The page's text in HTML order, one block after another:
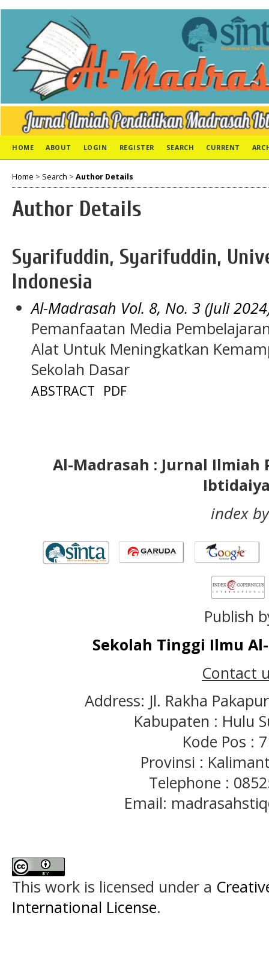
HOME ABOUT LOGIN REGISTER SEARCH CURRENT
Home > Search > Author Details
Author Details
Syarifuddin, Syarifuddin,
Indonesia
Al-Madrasah Vol. 8, No. 3 (Juli
Pemanfaatan Media
Alat Untuk Meningkatkan
Sekolah Dasar
ABSTRACT PDF
Al-Madrasah : Jurnal Ilmiah
index
Publish
Sekolah Tinggi Ilmu
Contact
Address: Jl. Rakha
Kabupaten : Hulu
Kode Pos :
Provinsi :
Telephone :
Email:
This work is licensed under a
International License.